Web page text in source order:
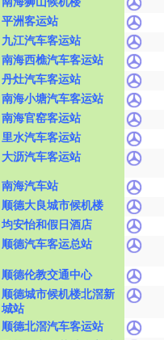
平洲客运站
九江汽车客运站
南海西樵汽车客运站
丹灶汽车客运站
南海小塘汽车客运站
南海官窑客运站
里水汽车客运站
大沥汽车客运站
南海汽车站
顺德大良城市候机楼
均安怡和假日酒店
顺德汽车客运总站
顺德伦教交通中心
顺德城市候机楼北滘新
城站
顺德北滘汽车客运站